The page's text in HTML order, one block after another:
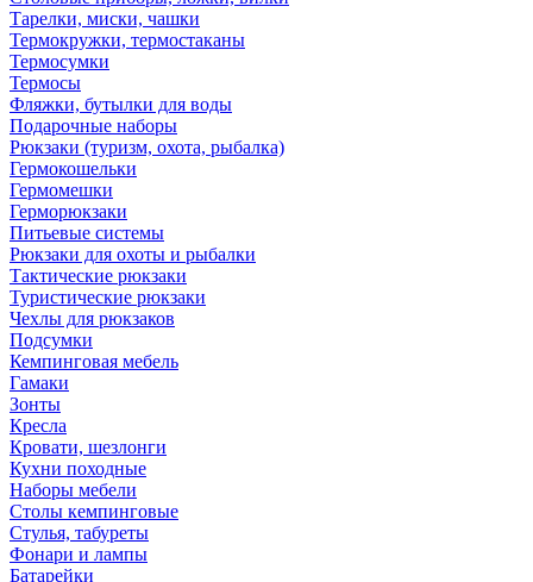
Тарелки, миски, чашки
Термокружки, термостаканы
Термосумки
Термосы
Фляжки, бутылки для воды
Подарочные наборы
Рюкзаки (туризм, охота, рыбалка)
Гермокошельки
Гермомешки
Герморюкзаки
Питьевые системы
Рюкзаки для охоты и рыбалки
Тактические рюкзаки
Туристические рюкзаки
Чехлы для рюкзаков
Подсумки
Кемпинговая мебель
Гамаки
Зонты
Кресла
Кровати, шезлонги
Кухни походные
Наборы мебели
Столы кемпинговые
Стулья, табуреты
Фонари и лампы
Батарейки